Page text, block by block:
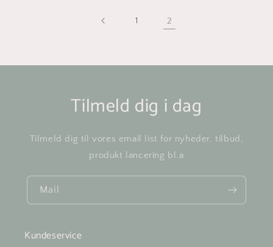
1 2
Tilmeld dig i dag
Tilmeld dig til vores email list for nyheder, tilbud,
produkt lancering bl.a
Mail
Kundeservice